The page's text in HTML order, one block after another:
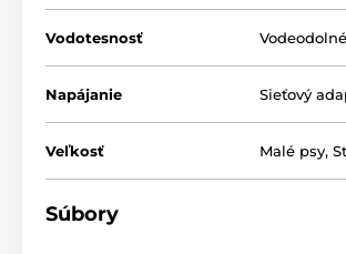
LED indikácia stavu batérie
Dlhé aj krátke elektródy v balení
Vodotesnosť Vodeodolné
Napájanie Sieťový
Veľkosť Malé psy,
Súbory